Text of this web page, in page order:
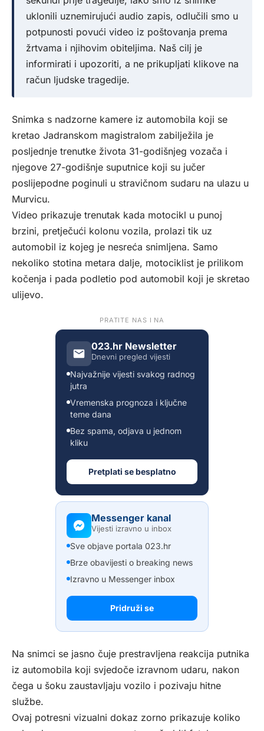
uklonili uznemirujući audio zapis, odlučili smo u
potpunosti povući video iz poštovanja prema
žrtvama i njihovim obiteljima. Naš cilj je
informirati i upozoriti, a ne prikupljati klikove na
račun ljudske tragedije.
Snimka s nadzorne kamere iz automobila koji se
kretao Jadranskom magistralom zabilježila je
posljednje trenutke života 31-godišnjeg vozača i
njegove 27-godišnje suputnice koji su jučer
poslijepodne poginuli u stravičnom sudaru na ulazu u
Murvicu.
Video prikazuje trenutak kada motocikl u punoj
brzini, pretječući kolonu vozila, prolazi tik uz
automobil iz kojeg je nesreća snimljena. Samo
nekoliko stotina metara dalje, motociklist je prilikom
kočenja i pada podletio pod automobil koji je skretao
ulijevo.
PRATITE NAS I NA
023.hr Newsletter
Dnevni pregled vijesti
Najvažnije vijesti svakog radnog
jutra
Vremenska prognoza i ključne
teme dana
Bez spama, odjava u jednom
kliku
Pretplati se besplatno
Messenger kanal
Vijesti izravno u inbox
Sve objave portala 023.hr
Brze obavijesti o breaking news
Izravno u Messenger inbox
Pridruži se
Na snimci se jasno čuje prestravljena reakcija putnika
iz automobila koji svjedoče izravnom udaru, nakon
čega u šoku zaustavljaju vozilo i pozivaju hitne
službe.
Ovaj potresni vizualni dokaz zorno prikazuje koliko